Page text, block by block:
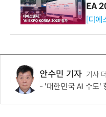
EA
생애
[디에
안수민 기자 기사
'대한민국 AI 수도' 향한 전력·수력·